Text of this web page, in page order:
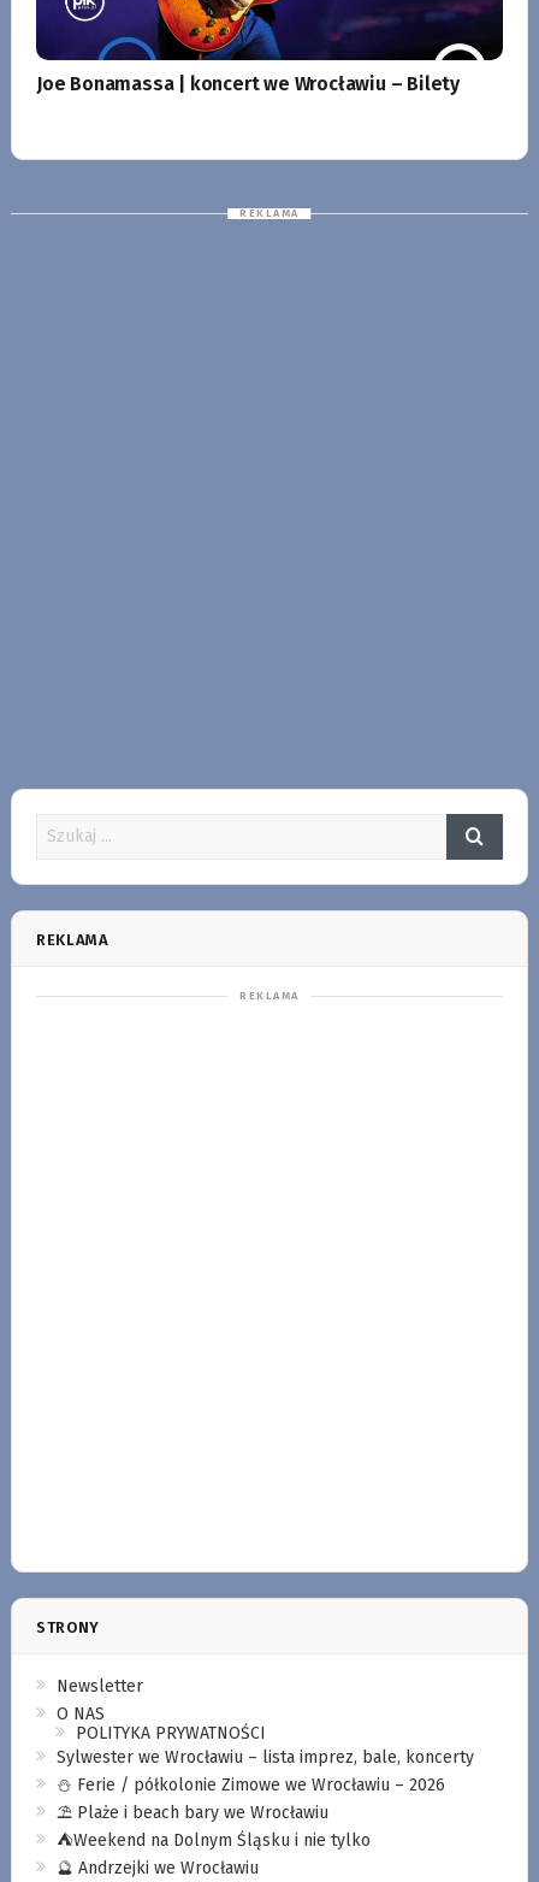
Joe Bonamassa | koncert we Wrocławiu – Bilety
REKLAMA
STRONY
Newsletter
O NAS
POLITYKA PRYWATNOŚCI
Sylwester we Wrocławiu – lista imprez, bale, koncerty
⛄️ Ferie / półkolonie Zimowe we Wrocławiu – 2026
⛱️ Plaże i beach bary we Wrocławiu
⛺️Weekend na Dolnym Śląsku i nie tylko
🔮 Andrzejki we Wrocławiu